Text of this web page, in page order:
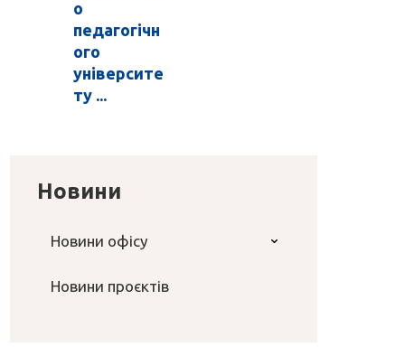
о
педагогічн
ого
університе
ту ...
Новини
Новини офісу
Новини проєктів